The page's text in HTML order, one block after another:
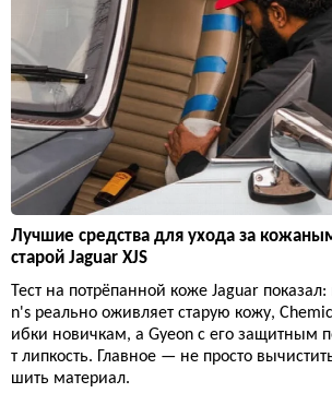
Лучшие средства для ухода за
старой Jaguar XJS
Тест на потрёпанной коже Jaguar
n's реально оживляет старую кожу,
ибки новичкам, а Gyeon с его защитным
т липкость. Главное — не просто
шить материал.